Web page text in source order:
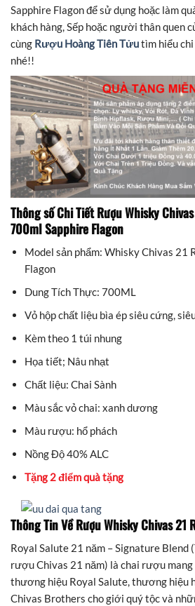
Sapphire Flagon để sử dụng hoặc làm
khách hàng, Sếp hoặc người thân quen
cùng Rượu Hoàng Tiên Tửutìm hiểu
nhé!!
Thông số Chi Tiết Rượu Whisky
700ml Sapphire Flagon
Model sản phẩm: Whisky Chivas 21
Flagon
Dung Tích Thực: 700ML
Vỏ hộp chất liệu bìa ép siêu cứng,
Kèm theo 1 túi nhung
Họa tiết; Nâu nhạt
Chất liệu: Chai Sành
Màu sắc vỏ chai: xanh dương
Màu rượu: hổ phách
Nồng Độ 40% ALC
Tặng 2 điểm quà tặng
Thông Tin VềRượu Whisky Chivas 21
Royal Salute 21 năm – Signature Blend
rượu Chivas 21 năm) là chai rượu
thương hiệu Royal Salute, thương hiệu
Chivas Brothers cho giới quý tộc và